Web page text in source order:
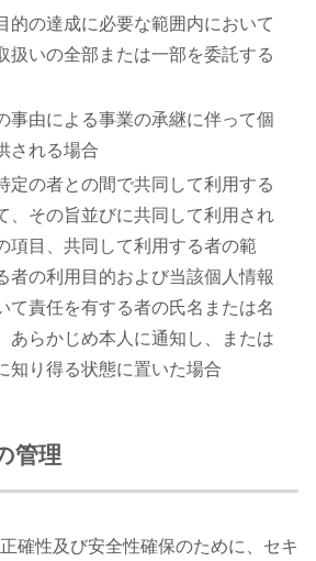
的の達成に必要な範囲内において
扱いの全部または一部を委託する
事由による事業の承継に伴って個
される場合
定の者との間で共同して利用する
、その旨並びに共同して利用され
項目、共同して利用する者の範
者の利用目的および当該個人情報
て責任を有する者の氏名または名
あらかじめ本人に通知し、または
知り得る状態に置いた場合
管理
確性及び安全性確保のために、セキ